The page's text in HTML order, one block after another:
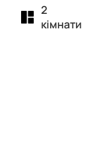
2
кімнати